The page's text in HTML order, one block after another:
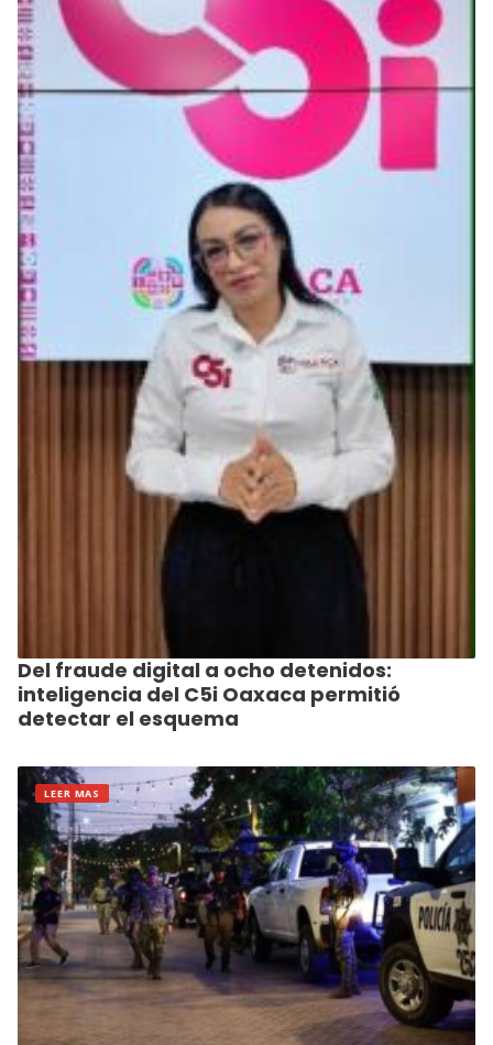
Del fraude digital a ocho detenidos:
inteligencia del C5i Oaxaca permitió
detectar el esquema
LEER MAS